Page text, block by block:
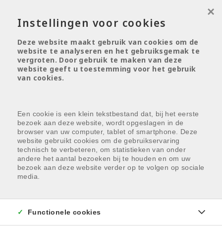
Menu overslaan en naar de inhoud gaan
Instellingen voor cookies
Deze website maakt gebruik van cookies om de
website te analyseren en het gebruiksgemak te
vergroten. Door gebruik te maken van deze
website geeft u toestemming voor het gebruik
van cookies.
Een cookie is een klein tekstbestand dat, bij het eerste
bezoek aan deze website, wordt opgeslagen in de
browser van uw computer, tablet of smartphone. Deze
website gebruikt cookies om de gebruikservaring
technisch te verbeteren, om statistieken van onder
andere het aantal bezoeken bij te houden en om uw
bezoek aan deze website verder op te volgen op sociale
media.
×
Functionele cookies